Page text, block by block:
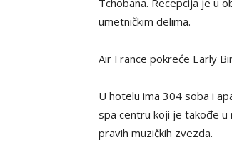
Tchobana. Recepcija je u
umetničkim delima.
Air France pokreće Early
U hotelu ima 304 soba i
spa centru koji je takođe u
pravih muzičkih zvezda.